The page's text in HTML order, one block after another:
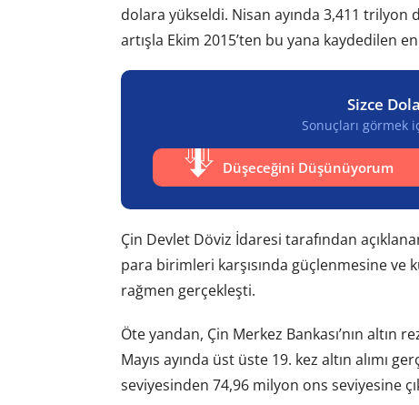
dolara yükseldi. Nisan ayında 3,411
artışla Ekim 2015’ten bu yana kaydedilen
Sizce
Sonuçları görmek
Düşeceğini Düşünüyorum
Çin Devlet Döviz İdaresi tarafından
para birimleri karşısında güçlenmesine ve
rağmen gerçekleşti.
Öte yandan, Çin Merkez Bankası’nın altın
Mayıs ayında üst üste 19. kez altın alımı
seviyesinden 74,96 milyon ons seviyesine